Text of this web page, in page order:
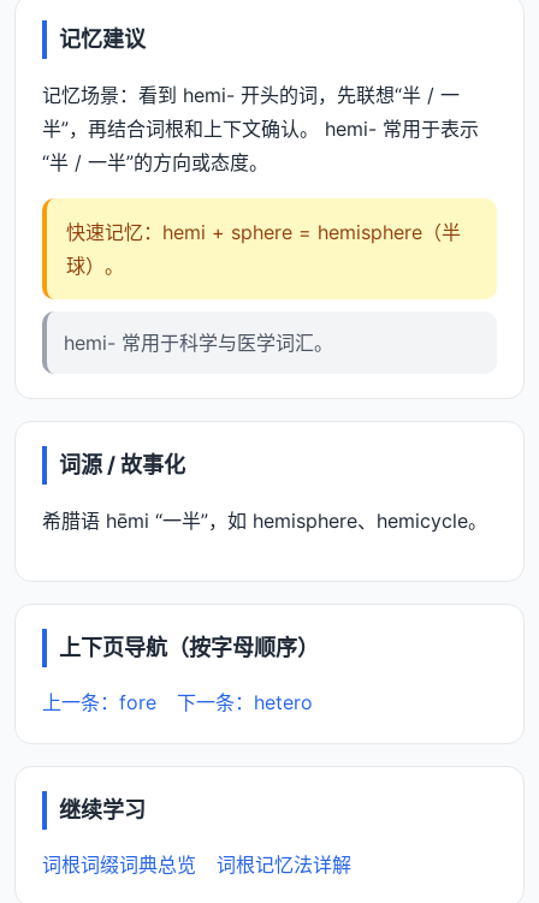
记忆建议
记忆场景：看到 hemi- 开头的词，先联想“半 / 一
半”，再结合词根和上下文确认。 hemi- 常用于表示
“半 / 一半”的方向或态度。
快速记忆：hemi + sphere = hemisphere（半
球）。
hemi- 常用于科学与医学词汇。
词源 / 故事化
希腊语 hēmi “一半”，如 hemisphere、hemicycle。
上下页导航（按字母顺序）
上一条：fore 下一条：hetero
继续学习
词根词缀词典总览 词根记忆法详解